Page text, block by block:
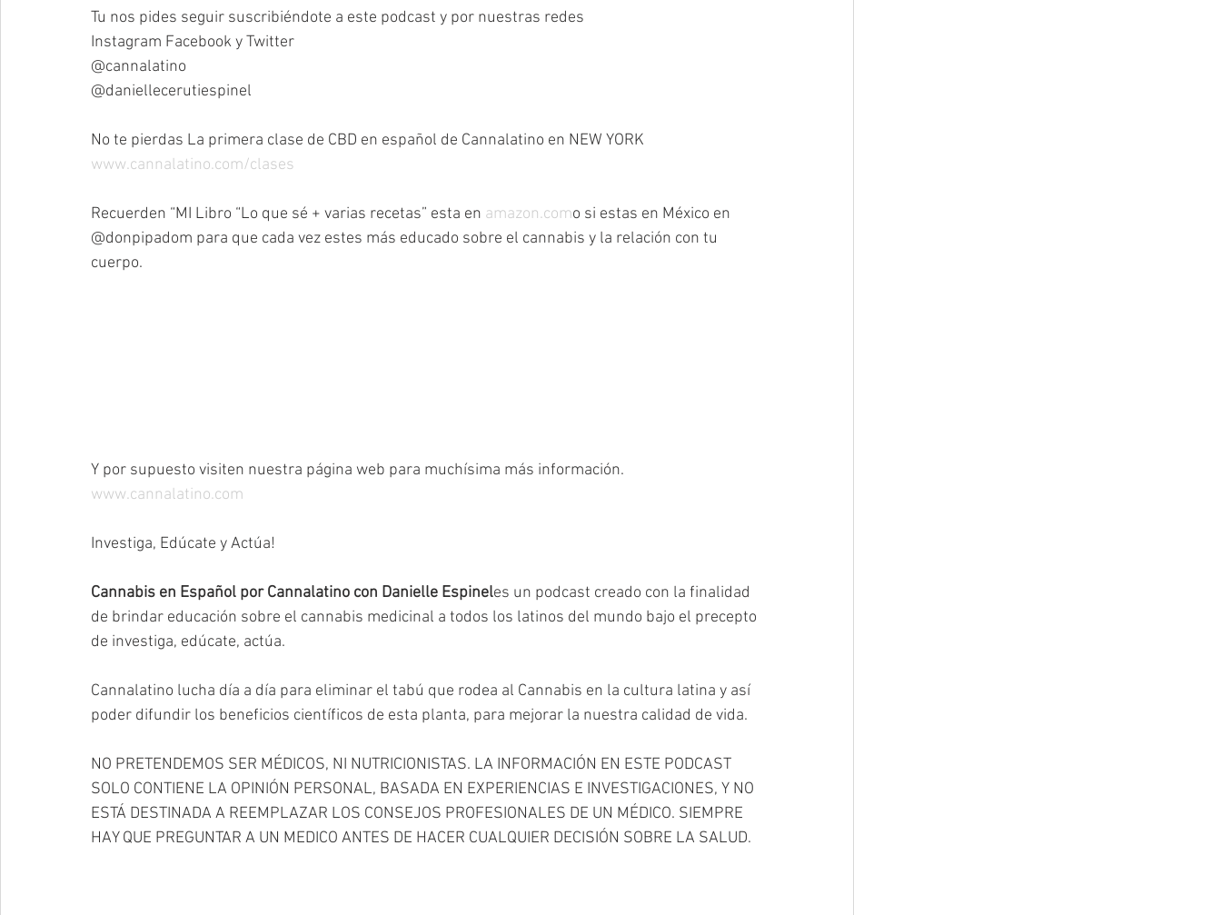
Tu nos pides seguir suscribiéndote a este podcast y por nuestras redes
Instagram Facebook y Twitter
@cannalatino
@daniellecerutiespinel
No te pierdas La primera clase de CBD en español de Cannalatino en NEW YORK
www.cannalatino.com/clases
Recuerden “MI Libro “Lo que sé + varias recetas” esta en amazon.como si estas en México en
@donpipadom para que cada vez estes más educado sobre el cannabis y la relación con tu
cuerpo.
Y por supuesto visiten nuestra página web para muchísima más información.
www.cannalatino.com
Investiga, Edúcate y Actúa!
Cannabis en Español por Cannalatino con Danielle Espineles un podcast creado con la finalidad
de brindar educación sobre el cannabis medicinal a todos los latinos del mundo bajo el precepto
de investiga, edúcate, actúa.
Cannalatino lucha día a día para eliminar el tabú que rodea al Cannabis en la cultura latina y así
poder difundir los beneficios científicos de esta planta, para mejorar la nuestra calidad de vida.
NO PRETENDEMOS SER MÉDICOS, NI NUTRICIONISTAS. LA INFORMACIÓN EN ESTE PODCAST
SOLO CONTIENE LA OPINIÓN PERSONAL, BASADA EN EXPERIENCIAS E INVESTIGACIONES, Y NO
ESTÁ DESTINADA A REEMPLAZAR LOS CONSEJOS PROFESIONALES DE UN MÉDICO. SIEMPRE
HAY QUE PREGUNTAR A UN MEDICO ANTES DE HACER CUALQUIER DECISIÓN SOBRE LA SALUD.